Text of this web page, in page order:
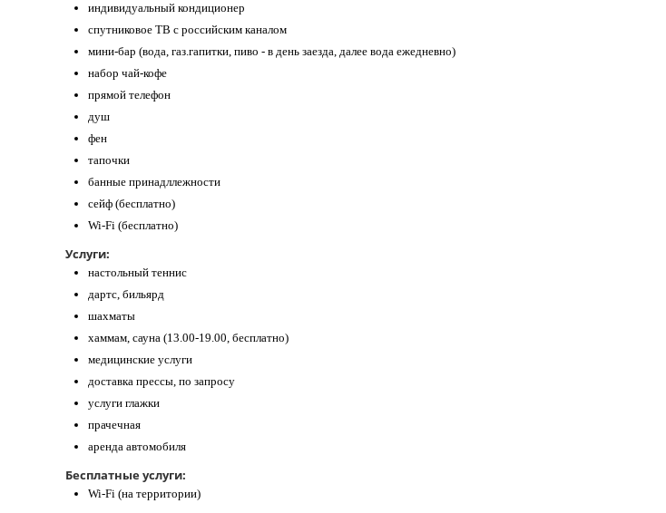
индивидуальный кондиционер
спутниковое ТВ с российским каналом
мини-бар (вода, газ.гапитки, пиво - в день заезда, далее вода ежедневно)
набор чай-кофе
прямой телефон
душ
фен
тапочки
банные принадллежности
сейф (бесплатно)
Wi-Fi (бесплатно)
Услуги:
настольный теннис
дартс, бильярд
шахматы
хаммам, сауна (13.00-19.00, бесплатно)
медицинские услуги
доставка прессы, по запросу
услуги глажки
прачечная
аренда автомобиля
Бесплатные услуги:
Wi-Fi (на территории)